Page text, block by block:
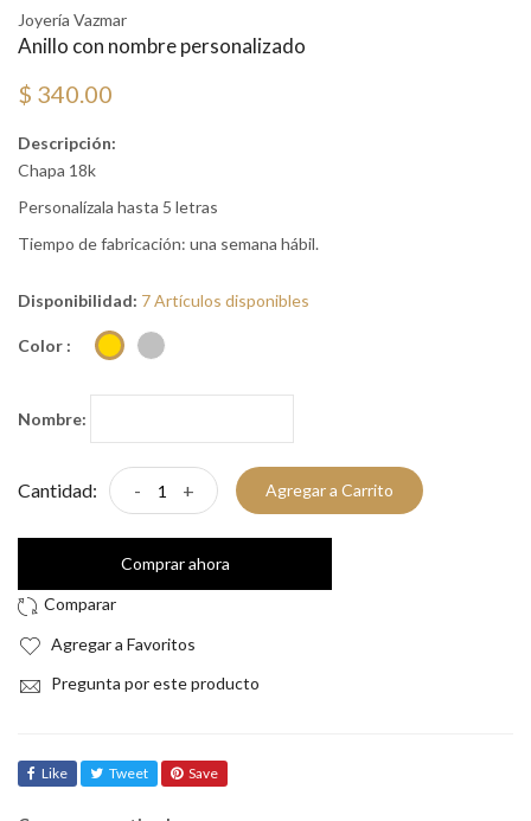
Joyería Vazmar
Anillo con nombre personalizado
$ 340.00
Descripción:
Chapa 18k
Personalízala hasta 5 letras
Tiempo de fabricación: una semana hábil.
Disponibilidad: 7 Artículos disponibles
Color :
Nombre:
Cantidad: - + Agregar a Carrito
Comprar ahora
Agregar a Favoritos
Pregunta por este producto
Like Tweet Save